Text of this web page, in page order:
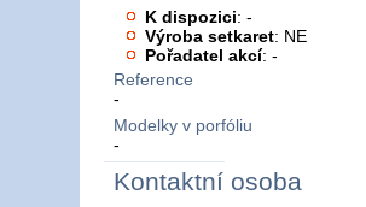
K dispozici: -
Výroba setkaret: NE
Pořadatel akcí: -
Reference
-
Modelky v porfóliu
-
Kontaktní osoba